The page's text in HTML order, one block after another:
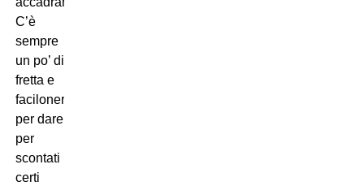
C’è
sempre
un po’ di
fretta e
faciloneria
per dare
per
scontati
certi